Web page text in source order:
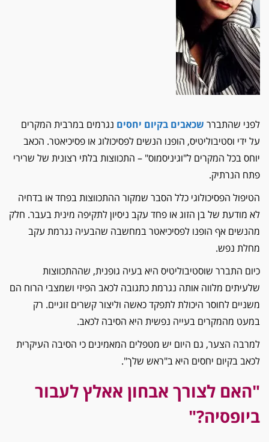
לפני שהתברר שכאבים בקיום יחסים נגרמים במרבית המקרים
על ידי וסטיבוליטיס, הופנו הנשים לפסיכולוג או פסיכיאטר. הכאב
יוחס בכל המקרים ל"וגיניסמוס" – התכווצות בלתי רצונית של שרירי
פתח הנרתיק.
​הטיפול הפסיכולוגי כלל הסבר שמקור ההתכווצות בפחד או בדחיה
לא מודעת של בן הזוג או פחד עקב ניסיון לתקיפה מינית בעבר. חלק
מהנשים אף הופנו לפסיכיאטר במחשבה שהבעיה נגרמת עקב
מחלת נפש.
​כיום התברר שוסטיבוליטיס היא בעיה גופנית, שההתכווצות
שלעיתים מלווה אותה נגרמת כתגובה לכאב הפיזי ושמצבי הרוח הם
משניים לחוסר היכולת לתפקד כאשה וליצור קשרים זוגיים. רק
במעט מהמקרים בעייה נפשית היא הסיבה לכאב.
למרבה הצער, גם היום יש מטפלים המאמינים כי הסיבה העיקרית
לכאב בקיום יחסים היא ב"ראש שלך".
"האם לצורך אבחון אאלץ לעבור
ביופסיה?"